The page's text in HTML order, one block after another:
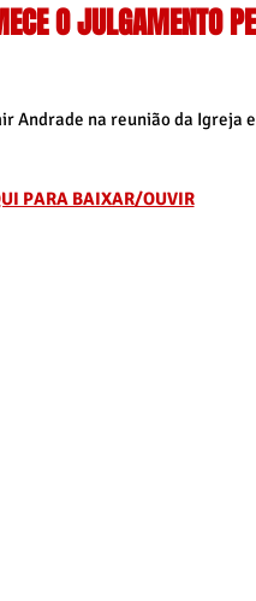
O JULGAMENTO
Andrade na reunião da Igreja
PARA BAIXAR/OUVIR